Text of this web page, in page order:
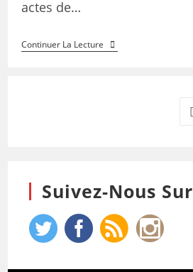
actes de…
Continuer La Lecture
Suivez-Nous Sur